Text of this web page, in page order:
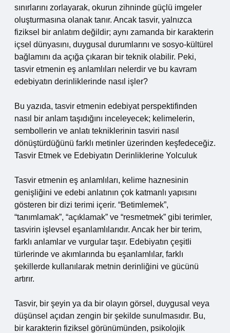
sınırlarını zorlayarak, okurun zihninde güçlü imgeler
oluşturmasına olanak tanır. Ancak tasvir, yalnızca
fiziksel bir anlatım değildir; aynı zamanda bir karakterin
içsel dünyasını, duygusal durumlarını ve sosyo-kültürel
bağlamını da açığa çıkaran bir teknik olabilir. Peki,
tasvir etmenin eş anlamlıları nelerdir ve bu kavram
edebiyatın derinliklerinde nasıl işler?
Bu yazıda, tasvir etmenin edebiyat perspektifinden
nasıl bir anlam taşıdığını inceleyecek; kelimelerin,
sembollerin ve anlatı tekniklerinin tasviri nasıl
dönüştürdüğünü farklı metinler üzerinden keşfedeceğiz.
Tasvir Etmek ve Edebiyatın Derinliklerine Yolculuk
Tasvir etmenin eş anlamlıları, kelime haznesinin
genişliğini ve edebi anlatının çok katmanlı yapısını
gösteren bir dizi terimi içerir. “Betimlemek”,
“tanımlamak”, “açıklamak” ve “resmetmek” gibi terimler,
tasvirin işlevsel eşanlamlılarıdır. Ancak her bir terim,
farklı anlamlar ve vurgular taşır. Edebiyatın çeşitli
türlerinde ve akımlarında bu eşanlamlılar, farklı
şekillerde kullanılarak metnin derinliğini ve gücünü
artırır.
Tasvir, bir şeyin ya da bir olayın görsel, duygusal veya
düşünsel açıdan zengin bir şekilde sunulmasıdır. Bu,
bir karakterin fiziksel görünümünden, psikolojik